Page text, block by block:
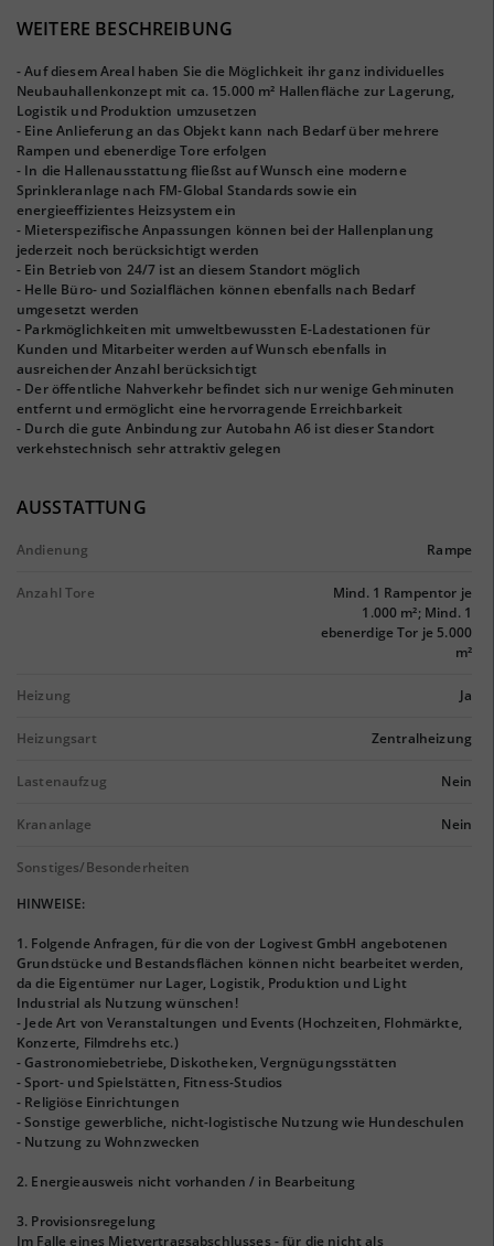
WEITERE BESCHREIBUNG
- Auf diesem Areal haben Sie die Möglichkeit ihr ganz individuelles
Neubauhallenkonzept mit ca. 15.000 m² Hallenfläche zur Lagerung,
Logistik und Produktion umzusetzen
- Eine Anlieferung an das Objekt kann nach Bedarf über mehrere
Rampen und ebenerdige Tore erfolgen
- In die Hallenausstattung fließst auf Wunsch eine moderne
Sprinkleranlage nach FM-Global Standards sowie ein
energieeffizientes Heizsystem ein
- Mieterspezifische Anpassungen können bei der Hallenplanung
jederzeit noch berücksichtigt werden
- Ein Betrieb von 24/7 ist an diesem Standort möglich
- Helle Büro- und Sozialflächen können ebenfalls nach Bedarf
umgesetzt werden
- Parkmöglichkeiten mit umweltbewussten E-Ladestationen für
Kunden und Mitarbeiter werden auf Wunsch ebenfalls in
ausreichender Anzahl berücksichtigt
- Der öffentliche Nahverkehr befindet sich nur wenige Gehminuten
entfernt und ermöglicht eine hervorragende Erreichbarkeit
- Durch die gute Anbindung zur Autobahn A6 ist dieser Standort
verkehstechnisch sehr attraktiv gelegen
AUSSTATTUNG
Andienung Rampe
Anzahl Tore
Mind. 1 Rampentor je
1.000 m²; Mind. 1
ebenerdige Tor je 5.000
m²
Heizung Ja
Heizungsart Zentralheizung
Lastenaufzug Nein
Krananlage Nein
Sonstiges/Besonderheiten
HINWEISE:
1. Folgende Anfragen, für die von der Logivest GmbH angebotenen
Grundstücke und Bestandsflächen können nicht bearbeitet werden,
da die Eigentümer nur Lager, Logistik, Produktion und Light
Industrial als Nutzung wünschen!
- Jede Art von Veranstaltungen und Events (Hochzeiten, Flohmärkte,
Konzerte, Filmdrehs etc.)
- Gastronomiebetriebe, Diskotheken, Vergnügungsstätten
- Sport- und Spielstätten, Fitness-Studios
- Religiöse Einrichtungen
- Sonstige gewerbliche, nicht-logistische Nutzung wie Hundeschulen
- Nutzung zu Wohnzwecken
2. Energieausweis nicht vorhanden / in Bearbeitung
3. Provisionsregelung
Im Falle eines Mietvertragsabschlusses - für die nicht als